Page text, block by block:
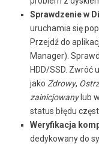
Sprawdzenie w
uruchamia się
Przejdź do
Manager).
HDD/SSD.
jako Zdrowy,
zainicjowanylub
status błędu
Weryfikacja
dedykowany do